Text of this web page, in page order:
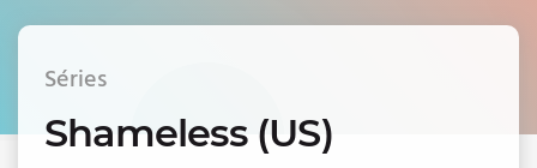
Séries
Shameless (US)